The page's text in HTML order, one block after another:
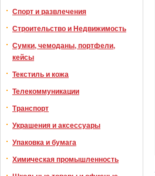
Спорт и развлечения
Строительство и Недвижимость
Сумки, чемоданы, портфели,
кейсы
Текстиль и кожа
Телекоммуникации
Транспорт
Украшения и аксессуары
Упаковка и бумага
Химическая промышленность